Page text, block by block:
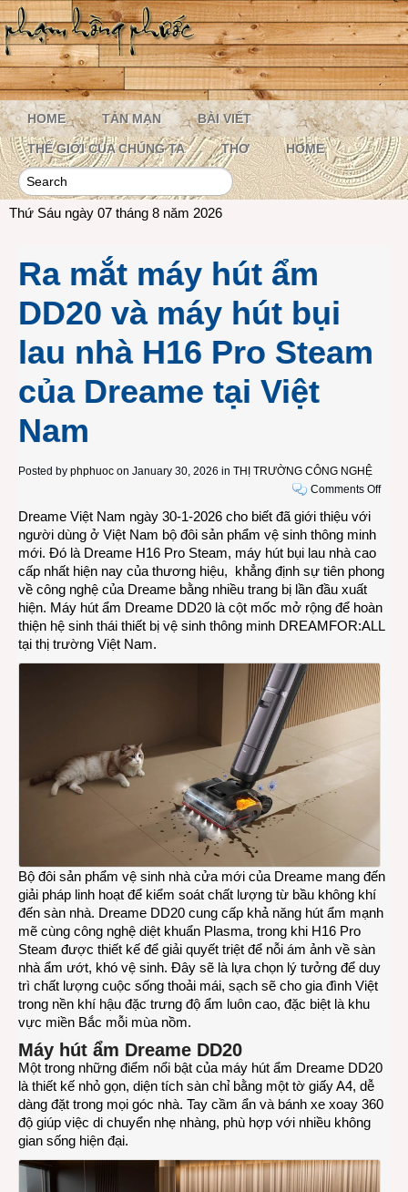
HOME TẢN MẠN BÀI VIẾT
THẾ GIỚI CỦA CHÚNG TA THƠ HOME
Thứ Sáu ngày 07 tháng 8 năm 2026
Ra mắt máy hút ẩm
DD20 và máy hút bụi
lau nhà H16 Pro Steam
của Dreame tại Việt
Nam
Posted by phphuoc on January 30, 2026 in THỊ TRƯỜNG CÔNG NGHỆ
Comments Offon
ẩm
và
máy
Dreame Việt Nam ngày 30-1-2026 cho biết đã giới thiệu với
người dùng ở Việt Nam bộ đôi sản phẩm vệ sinh thông minh
mới. Đó là Dreame H16 Pro Steam, máy hút bụi lau nhà cao
cấp nhất hiện nay của thương hiệu, khẳng định sự tiên phong
về công nghệ của Dreame bằng nhiều trang bị lần đầu xuất
hiện. Máy hút ẩm Dreame DD20 là cột mốc mở rộng để hoàn
thiện hệ sinh thái thiết bị vệ sinh thông minh DREAMFOR:ALL
tại thị trường Việt Nam.
Bộ đôi sản phẩm vệ sinh nhà cửa mới của Dreame mang đến
giải pháp linh hoạt để kiểm soát chất lượng từ bầu không khí
đến sàn nhà. Dreame DD20 cung cấp khả năng hút ẩm mạnh
mẽ cùng công nghệ diệt khuẩn Plasma, trong khi H16 Pro
Steam được thiết kế để giải quyết triệt để nỗi ám ảnh về sàn
nhà ẩm ướt, khó vệ sinh. Đây sẽ là lựa chọn lý tưởng để duy
trì chất lượng cuộc sống thoải mái, sạch sẽ cho gia đình Việt
trong nền khí hậu đặc trưng độ ẩm luôn cao, đặc biệt là khu
vực miền Bắc mỗi mùa nồm.
Máy hút ẩm Dreame DD20
Một trong những điểm nổi bật của máy hút ẩm Dreame DD20
là thiết kế nhỏ gọn, diện tích sàn chỉ bằng một tờ giấy A4, dễ
dàng đặt trong mọi góc nhà. Tay cầm ẩn và bánh xe xoay 360
độ giúp việc di chuyển nhẹ nhàng, phù hợp với nhiều không
gian sống hiện đại.